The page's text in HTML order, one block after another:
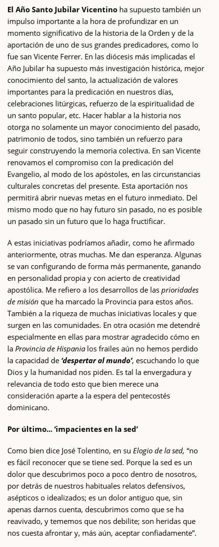
El Año Santo Jubilar Vicentino ha supuesto también un
impulso importante a la hora de profundizar en un
momento significativo de la historia de la Orden y de la
aportación de uno de sus grandes predicadores, como lo
fue san Vicente Ferrer. En las diócesis más implicadas el
Año Jubilar ha supuesto más investigación histórica, mejor
conocimiento del santo, la actualización de valores
importantes para la predicación en nuestros días,
celebraciones litúrgicas, refuerzo de la espiritualidad de
un santo popular, etc. Hacer hablar a la historia nos
otorga no solamente un mayor conocimiento del pasado,
patrimonio de todos, sino también un refuerzo para
seguir construyendo la memoria colectiva. En san Vicente
renovamos el compromiso con la predicación del
Evangelio, al modo de los apóstoles, en las circunstancias
culturales concretas del presente. Esta aportación nos
permitirá abrir nuevas metas en el futuro inmediato. Del
mismo modo que no hay futuro sin pasado, no es posible
un pasado sin un futuro que lo haga fructificar.
A estas iniciativas podríamos añadir, como he afirmado
anteriormente, otras muchas. Me dan esperanza. Algunas
se van configurando de forma más permanente, ganando
en personalidad propia y con acierto de creatividad
apostólica. Me refiero a los desarrollos de las prioridades
de misión que ha marcado la Provincia para estos años.
También a la riqueza de muchas iniciativas locales y que
surgen en las comunidades. En otra ocasión me detendré
especialmente en ellas para mostrar agradecido cómo en
la Provincia de Hispanialos frailes aún no hemos perdido
la capacidad de ‘despertar al mundo’, escuchando lo que
Dios y la humanidad nos piden. Es tal la envergadura y
relevancia de todo esto que bien merece una
consideración aparte a la espera del pentecostés
dominicano.
Por último... ‘impacientes en la sed’
Como bien dice José Tolentino, en su Elogio de la sed, “no
es fácil reconocer que se tiene sed. Porque la sed es un
dolor que descubrimos poco a poco dentro de nosotros,
por detrás de nuestros habituales relatos defensivos,
asépticos o idealizados; es un dolor antiguo que, sin
apenas darnos cuenta, descubrimos como que se ha
reavivado, y tememos que nos debilite; son heridas que
nos cuesta afrontar y, más aún, aceptar confiadamente”.